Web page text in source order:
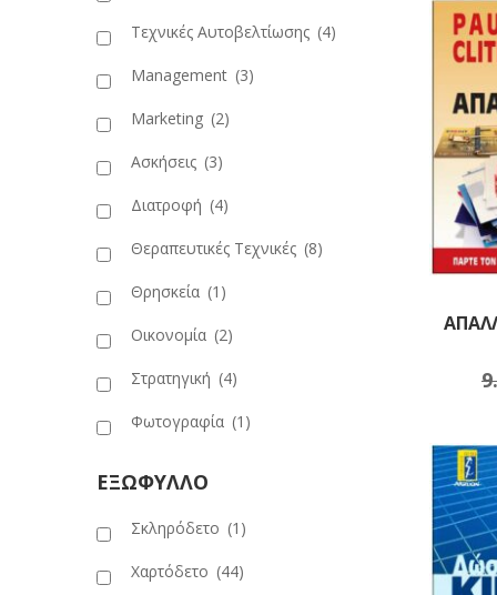
Τεχνικές Αυτοβελτίωσης (4)
Management (3)
Marketing (2)
Ασκήσεις (3)
Διατροφή (4)
Θεραπευτικές Τεχνικές (8)
Θρησκεία (1)
Οικονομία (2)
Στρατηγική (4)
Φωτογραφία (1)
ΕΞΩΦΥΛΛΟ
Σκληρόδετο (1)
Χαρτόδετο (44)